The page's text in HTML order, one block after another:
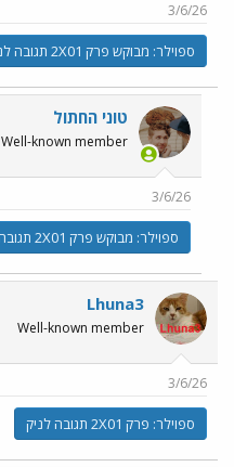
3/6/26
ספוילר: מבוקש פרק 2X01 תגובה לניק
טוני החתול
Well-known member
3/6/26
ספוילר: מבוקש פרק 2X01 תגובה לתגובה
Lhuna3
Well-known member
3/6/26
ספוילר: פרק 2X01 תגובה לניק